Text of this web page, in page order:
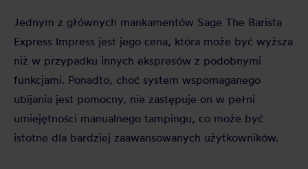
Jednym z głównych mankamentów Sage The Barista
Express Impress jest jego cena, która może być wyższa
niż w przypadku innych ekspresów z podobnymi
funkcjami. Ponadto, choć system wspomaganego
ubijania jest pomocny, nie zastępuje on w pełni
umiejętności manualnego tampingu, co może być
istotne dla bardziej zaawansowanych użytkowników.